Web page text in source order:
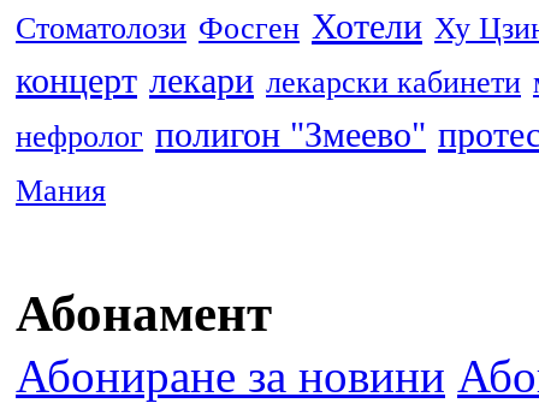
Стоматолози Фосген Хотели Ху
концерт лекари лекарски кабинети
нефролог полигон "Змеево"
Мания
Абонамент
Абониране за новини